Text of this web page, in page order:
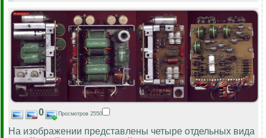
0 Просмотров 2550
На изображении представлены четыре отдельных вида